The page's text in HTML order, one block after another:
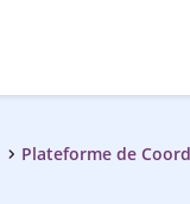
chevron_right Plateforme de